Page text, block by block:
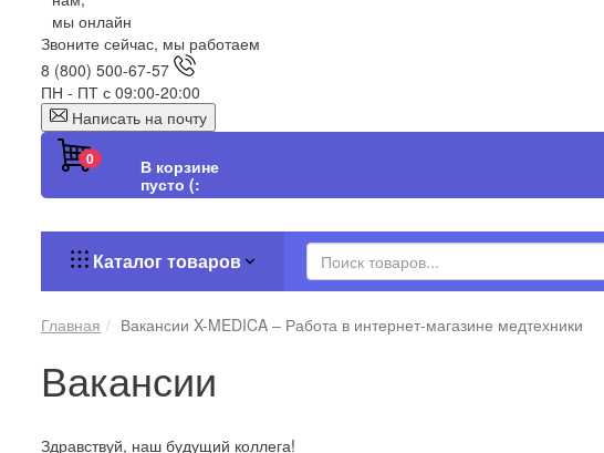
мы онлайн
Звоните сейчас, мы работаем
8 (800) 500-67-57
ПН - ПТ с 09:00-20:00
Написать на почту
0
В корзине
пусто (:
Каталог товаров
Главная Вакансии X-MEDICA – Работа в интернет-магазине медтехники
Вакансии
Здравствуй, наш будущий коллега!